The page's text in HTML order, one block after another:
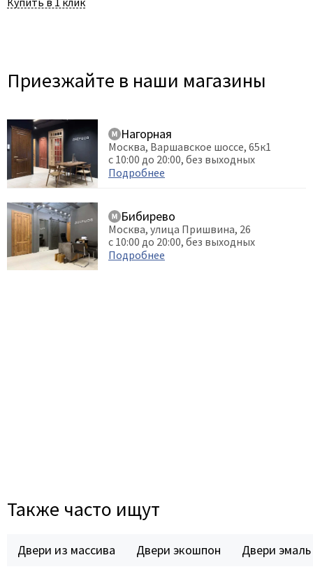
Приезжайте в наши магазины
Нагорная
Москва, Варшавское шоссе, 65к1
с 10:00 до 20:00, без выходных
Подробнее
Бибирево
Москва, улица Пришвина, 26
с 10:00 до 20:00, без выходных
Подробнее
Также часто ищут
Двери из массива Двери экошпон Двери эмаль